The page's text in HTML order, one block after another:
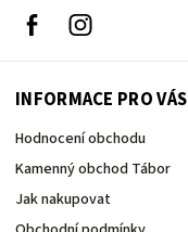
Facebook
INFORMACE PRO VÁS
Hodnocení obchodu
Kamenný obchod Tábor
Jak nakupovat